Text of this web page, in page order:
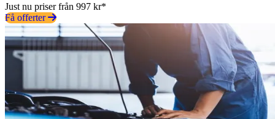
Just nu priser från 997 kr*
Få offerter